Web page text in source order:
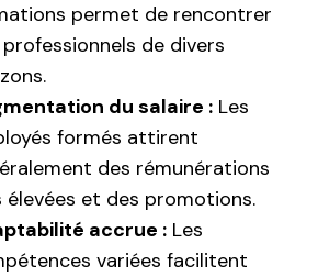
permet de rencontrer
de divers
du salaire : Les
formés attirent
des rémunérations
élevées et des promotions.
accrue : Les
variées facilitent